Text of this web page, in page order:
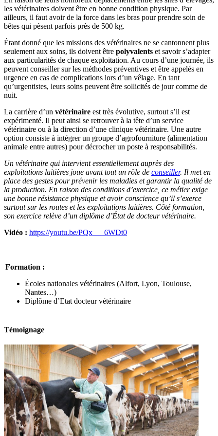
les vétérinaires doivent être en bonne condition physique. Par
ailleurs, il faut avoir de la force dans les bras pour prendre soin de
bêtes qui pèsent parfois près de 500 kg.
Étant donné que les missions des vétérinaires ne se cantonnent plus
seulement aux soins, ils doivent être polyvalents et savoir s’adapter
aux particularités de chaque exploitation. Au cours d’une journée, ils
peuvent conseiller sur les méthodes préventives et être appelés en
urgence en cas de complications lors d’un vêlage. En tant
qu’urgentistes, leurs soins peuvent être sollicités de jour comme de
nuit.
La carrière d’un vétérinaire est très évolutive, surtout s’il est
expérimenté. Il peut ainsi se retrouver à la tête d’un service
vétérinaire ou à la direction d’une clinique vétérinaire. Une autre
option consiste à intégrer un groupe d’agrofourniture (alimentation
animale entre autres) pour décrocher un poste à responsabilités.
Un vétérinaire qui intervient essentiellement auprès des
exploitations laitières joue avant tout un rôle de conseiller. Il met en
place des gestes pour prévenir les maladies et garantir la qualité de
la production. En raison des conditions d’exercice, ce métier exige
une bonne résistance physique et avoir conscience qu’il s’exerce
surtout sur les routes et les exploitations laitières. Côté formation,
son exercice relève d’un diplôme d’État de docteur vétérinaire.
Vidéo : https://youtu.be/PQx___6WDt0
Formation :
Écoles nationales vétérinaires (Alfort, Lyon, Toulouse,
Nantes…)
Diplôme d’Etat docteur vétérinaire
Témoignage